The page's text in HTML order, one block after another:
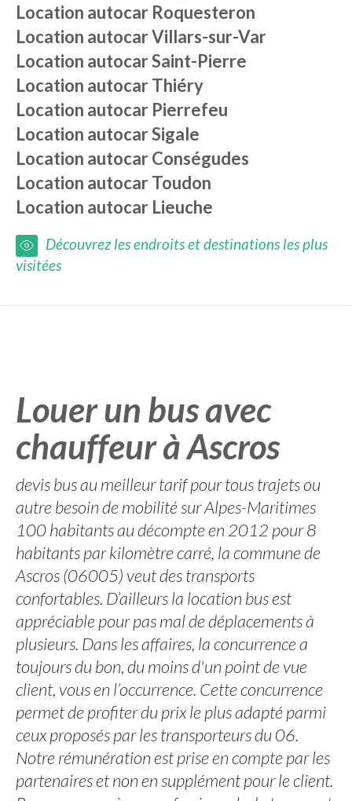
Location autocar Roquesteron
Location autocarVillars-sur-Var
Location autocarSaint-Pierre
Location autocarThiéry
Location autocar Pierrefeu
Location autocarSigale
Location autocarConségudes
Location autocarToudon
Location autocar Lieuche
Découvrez les endroits et destinations les plus
visitées
Louer un bus avec
chauffeur à Ascros
devis bus au meilleur tarif pour tous trajets ou
autre besoin de mobilité sur Alpes-Maritimes
100 habitants au décompte en 2012 pour 8
habitants par kilomètre carré, la commune de
Ascros (06005) veut des transports
confortables. D’ailleurs la location bus est
appréciable pour pas mal de déplacements à
plusieurs. Dans les affaires, la concurrence a
toujours du bon, du moins d'un point de vue
client, vous en l’occurrence. Cette concurrence
permet de profiter du prix le plus adapté parmi
ceux proposés par les transporteurs du 06.
Notre rémunération est prise en compte par les
partenaires et non en supplément pour le client.